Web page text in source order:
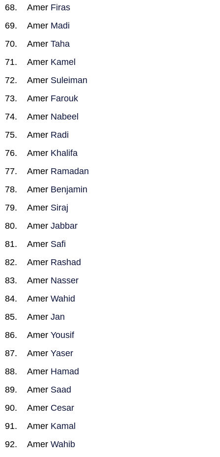
Amer Firas
Amer Madi
Amer Taha
Amer Kamel
Amer Suleiman
Amer Farouk
Amer Nabeel
Amer Radi
Amer Khalifa
Amer Ramadan
Amer Benjamin
Amer Siraj
Amer Jabbar
Amer Safi
Amer Rashad
Amer Nasser
Amer Wahid
Amer Jan
Amer Yousif
Amer Yaser
Amer Hamad
Amer Saad
Amer Cesar
Amer Kamal
Amer Wahib